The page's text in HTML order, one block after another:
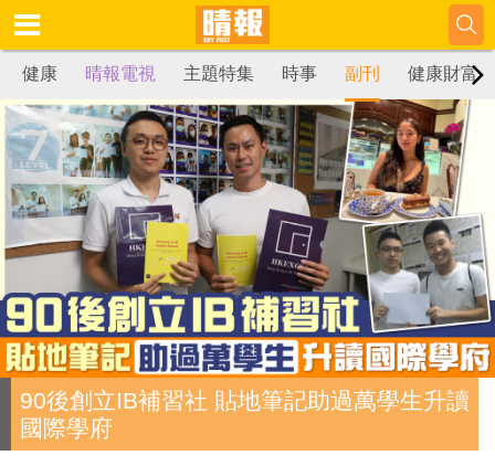
健康 晴報電視 主題特集 時事 副刊 健康財富
90後創立IB補習社 貼地筆記助過萬學生升讀
國際學府